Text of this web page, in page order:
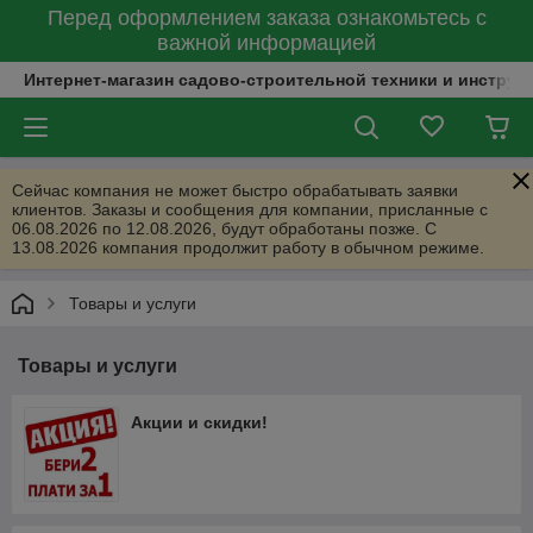
Перед оформлением заказа ознакомьтесь с
важной информацией
Интернет-магазин садово-строительной техники и
Сейчас компания не может быстро обрабатывать заявки
клиентов. Заказы и сообщения для компании, присланные с
06.08.2026 по 12.08.2026, будут обработаны позже. С
13.08.2026 компания продолжит работу в обычном режиме.
Товары и услуги
Товары и услуги
Акции и скидки!